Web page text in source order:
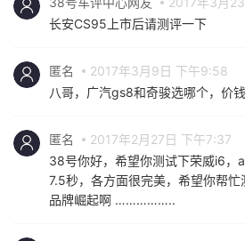
长安CS95上市后请测评一下
匿名
2017年3月9日 下午9:58
八哥，广汽gs8和奇骏选哪个，价
匿名
2017年2月27日 下午7:37
38号你好，希望你测试下荣威i6，
7.5秒，各方面很完美，希望你帮
品牌崛起啊 ……………..